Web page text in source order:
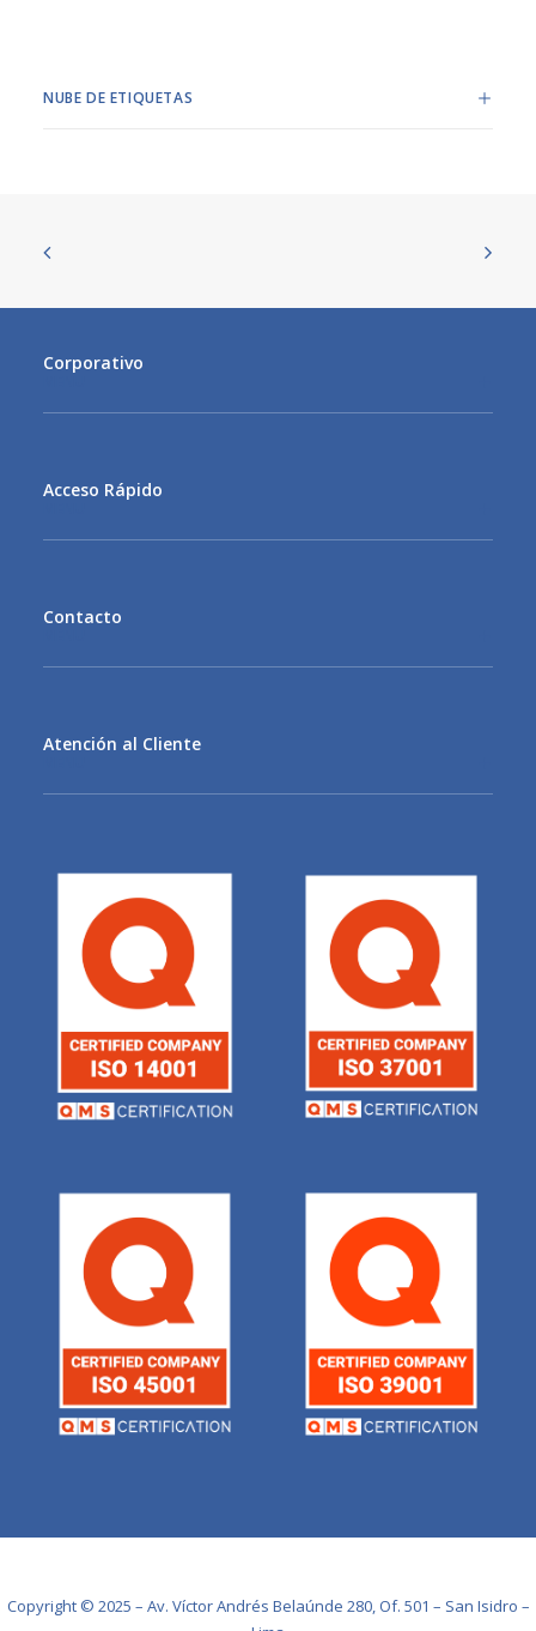
NUBE DE ETIQUETAS
Corporativo
Acceso Rápido
Contacto
Atención al Cliente
Copyright © 2025 – Av. Víctor Andrés Belaúnde 280, Of. 501 – San Isidro –